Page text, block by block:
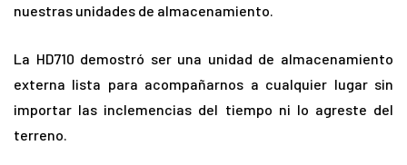
nuestras unidades de almacenamiento.
La HD710 demostró ser una unidad de almacenamiento
externa lista para acompañarnos a cualquier lugar sin
importar las inclemencias del tiempo ni lo agreste del
terreno.